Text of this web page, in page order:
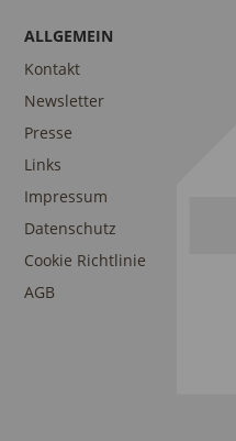
ALLGEMEIN
Kontakt
Newsletter
Presse
Links
Impressum
Datenschutz
Cookie Richtlinie
AGB